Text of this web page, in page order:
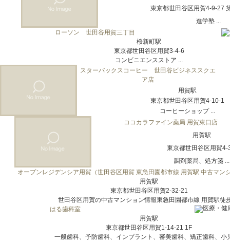
東京都世田谷区用賀4-9-27
進学塾 ...
ローソン 世田谷用賀三丁目
桜新町駅
東京都世田谷区用賀3-4-6
コンビニエンスストア ...
スターバックスコーヒー 世田谷ビジネススクエ
ア店
用賀駅
東京都世田谷区用賀4-10-1
コーヒーショップ ...
ココカラファイン薬局 用賀東口店
用賀駅
東京都世田谷区用賀4-
調剤薬局、処方箋 ...
オープンレジデンシア用賀（世田谷区用賀 東急田園都市線 用賀駅 中古マン
用賀駅
東京都世田谷区用賀2-32-21
世田谷区用賀の中古マンション情報東急田園都市線 用賀駅徒
はる歯科室
用賀駅
東京都世田谷区用賀1-14-21 1F
一般歯科、予防歯科、インプラント、審美歯科、矯正歯科、小